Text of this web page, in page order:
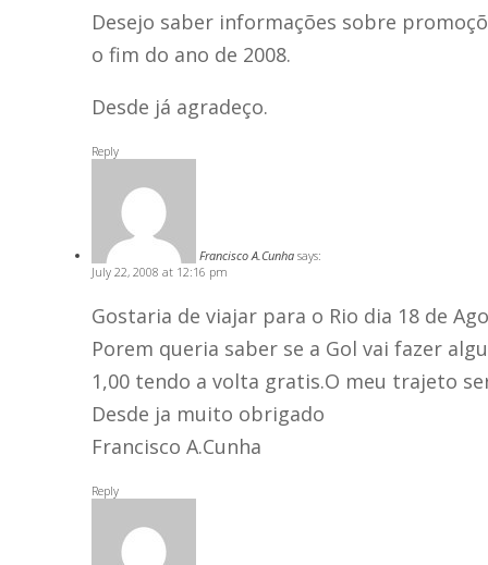
Desejo saber informações sobre
o fim do ano de 2008.
Desde já agradeço.
Reply
Francisco A.Cunha says:
July 22, 2008 at 12:16 pm
Gostaria de viajar para o Rio dia 18 de
Porem queria saber se a Gol vai fazer
1,00 tendo a volta gratis.O meu trajeto
Desde ja muito obrigado
Francisco A.Cunha
Reply